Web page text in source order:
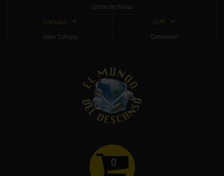
Contactez-Nous
EUR
Français
Connexion
Votre Compte
0